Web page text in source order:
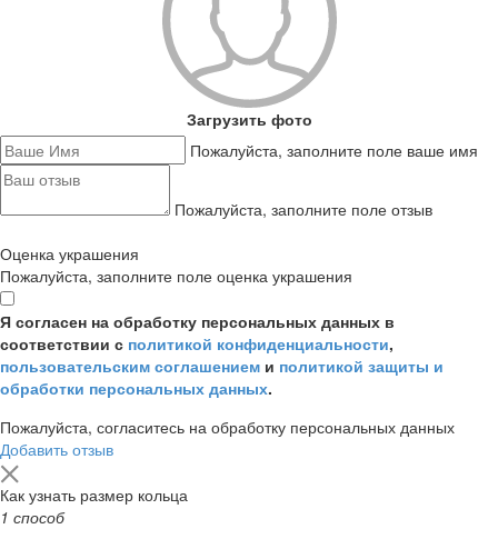
Загрузить фото
Пожалуйста, заполните поле ваше имя
Пожалуйста, заполните поле отзыв
Оценка украшения
Пожалуйста, заполните поле оценка украшения
Я согласен на обработку персональных данных в
соответствии с политикой конфиденциальности,
пользовательским соглашением и политикой защиты и
обработки персональных данных.
Пожалуйста, согласитесь на обработку персональных данных
Добавить отзыв
Как узнать размер кольца
1 способ